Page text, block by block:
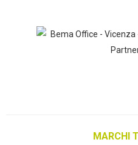
MARCHI